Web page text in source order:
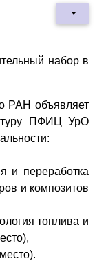
набор в
РАН объявляет
ПФИЦ УрО
и композитов
топлива и